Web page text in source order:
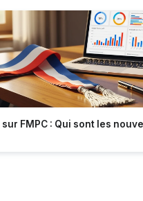
sur FMPC : Qui sont les